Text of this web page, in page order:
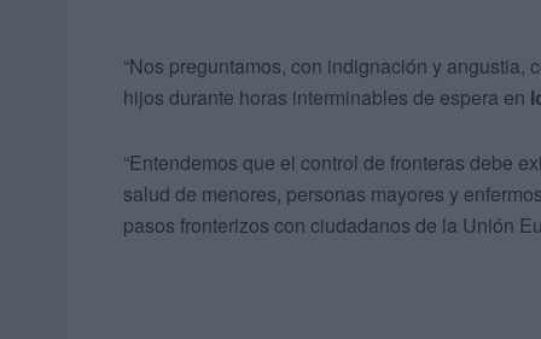
“Nos preguntamos, con indignación y angustia,
hijos durante horas interminables de espera en
“Entendemos que el control de fronteras debe
salud de menores, personas mayores y
pasos fronterizos con ciudadanos de la Unión